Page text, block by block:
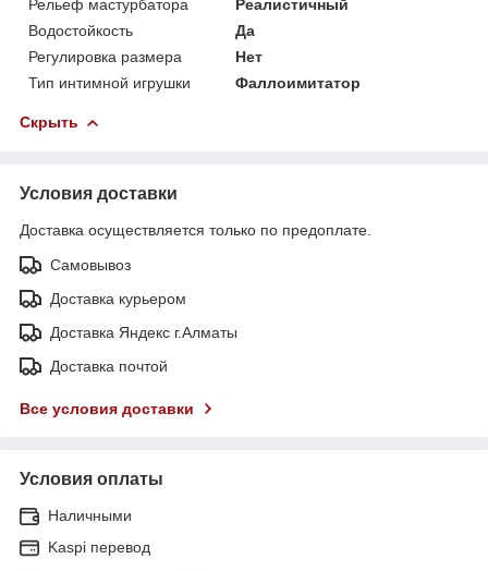
Рельеф мастурбатора
Реалистичный
Водостойкость
Да
Регулировка размера
Нет
Тип интимной игрушки
Фаллоимитатор
Скрыть
Условия доставки
Доставка осуществляется только по предоплате.
Самовывоз
Доставка курьером
Доставка Яндекс г.Алматы
Доставка почтой
Все условия доставки
Условия оплаты
Наличными
Kaspi перевод